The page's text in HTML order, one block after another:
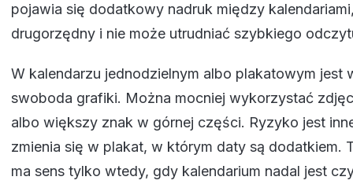
pojawia się dodatkowy nadruk między
drugorzędny i nie może utrudniać szybkiego
W kalendarzu jednodzielnym albo plakatowym jest
swoboda grafiki. Można mocniej wykorzystać
albo większy znak w górnej części. Ryzyko jest
zmienia się w plakat, w którym daty są dodatkiem.
ma sens tylko wtedy, gdy kalendarium nadal jest